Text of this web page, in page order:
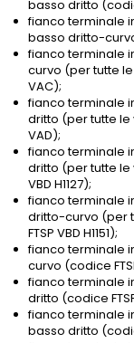
basso dritto
fianco terminale
basso dritto-curvo
fianco terminale
curvo (per tutte
VAC);
fianco terminale
dritto (per tutte le
VAD);
fianco terminale
dritto (per tutte le
VBD H1127);
fianco terminale
dritto-curvo (per
FTSP VBD H1151);
fianco terminale
curvo (codice
fianco terminale
dritto (codice
fianco terminale
basso dritto